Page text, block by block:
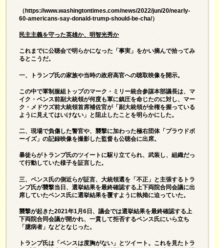
（ https://www.washingtontimes.com/news/2022/jun/20/nearly-
60-americans-say-donald-trump-should-be-cha/）
民主主義を守った英雄か、明智光秀か
これまでに公聴会で明らかになった「事実」をかい摘んで拾ってみ
るとこうだ。
一、トランプ氏の家族や当時の政府高官への聴取映像を開示。
この中で軍制服組トップのマーク・ミリー統合参謀本部議長は、マ
イク・ペンス前副大統領が何度も軍に鎮圧を命じたのに対し、マー
ク・メドウズ前大統領首席補佐官が「副大統領が全権を握っている
ように見えてはいけない」と阻止したことを明らかにした。
二、現場で負傷した警官や、襲撃に加わった極右団体「プラウドボ
ーイズ」の記録映像を撮影した監督も公聴会に出席。
暴徒らがトランプ氏のツイートに駆り立てられ、武装し、組織だっ
て行動していた様子を証言した。
三、ペンス氏の側近らが証言、大統領選を「不正」と主張するトラ
ンプ氏が襲撃当日、選挙結果を最終確認する上下両院合同会議に出
席していたペンス氏に選挙結果を覆すように執拗に迫っていた。
襲撃が起きた2021年1月6日、議会では選挙結果を最終確認する上
下両院合同会議が開かれ、一貫して拒否するペンス氏にいら立ち
「臆病者」などとなじった。
トランプ氏は「ペンスは度胸がない」とツイート。これを見たトラ